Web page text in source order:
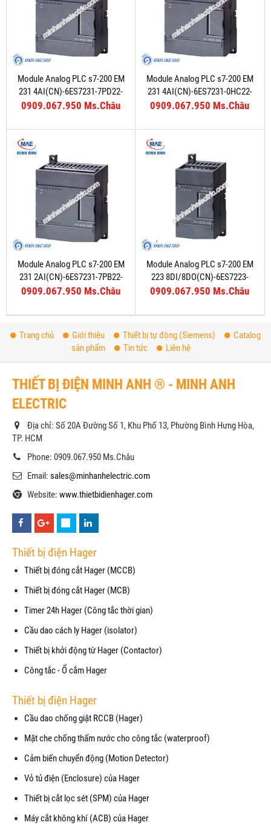
Module Analog PLC s7-200 EM
231 4AI(CN)-6ES7231-7PD22-
0XA8
0909.067.950 Ms.Châu
Module Analog PLC s7-200 EM
231 4AI(CN)-6ES7231-0HC22-
0XA8
0909.067.950 Ms.Châu
Module Analog PLC s7-200 EM
231 2AI(CN)-6ES7231-7PB22-
0XA8
0909.067.950 Ms.Châu
Module Analog PLC s7-200 EM
223 8DI/8DO(CN)-6ES7223-
1PH22-0XA8
0909.067.950 Ms.Châu
Trang chủ Giới thiệu Thiết bị tự động (Siemens)
Catalog
sản phẩm
Tin tức Liên hệ
THIẾT BỊ ĐIỆN MINH ANH ® - MINH ANH
ELECTRIC
Địa chỉ: Số 20A Đường Số 1, Khu Phố 13, Phường Bình Hưng Hòa,
TP. HCM
Phone: 0909.067.950 Ms.Châu
Email: sales@minhanhelectric.com
Website: www.thietbidienhager.com
Thiết bị điện Hager
Thiết bị đóng cắt Hager (MCCB)
Thiết bị đóng cắt Hager (MCB)
Timer 24h Hager (Công tắc thời gian)
Cầu dao cách ly Hager (isolator)
Thiết bị khởi động từ Hager (Contactor)
Công tắc - Ổ cắm Hager
Thiết bị điện Hager
Cầu dao chống giật RCCB (Hager)
Mặt che chống thấm nước cho công tắc (waterproof)
Cảm biến chuyển động (Motion Detector)
Vỏ tủ điện (Enclosure) của Hager
Thiết bị cắt lọc sét (SPM) của Hager
Máy cắt không khí (ACB) của Hager